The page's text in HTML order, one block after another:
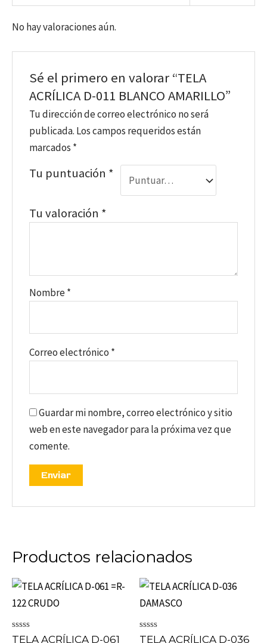
No hay valoraciones aún.
Sé el primero en valorar “TELA
ACRÍLICA D-011 BLANCO AMARILLO”
Tu dirección de correo electrónico no será
publicada. Los campos requeridos están
marcados *
Tu puntuación *
Tu valoración *
Nombre*
Correo electrónico *
Guardar mi nombre, correo electrónico y sitio
web en este navegador para la próxima vez que
comente.
Productos relacionados
Valorado
TELA ACRÍLICA D-061
Valorado
TELA ACRÍLICA D-036